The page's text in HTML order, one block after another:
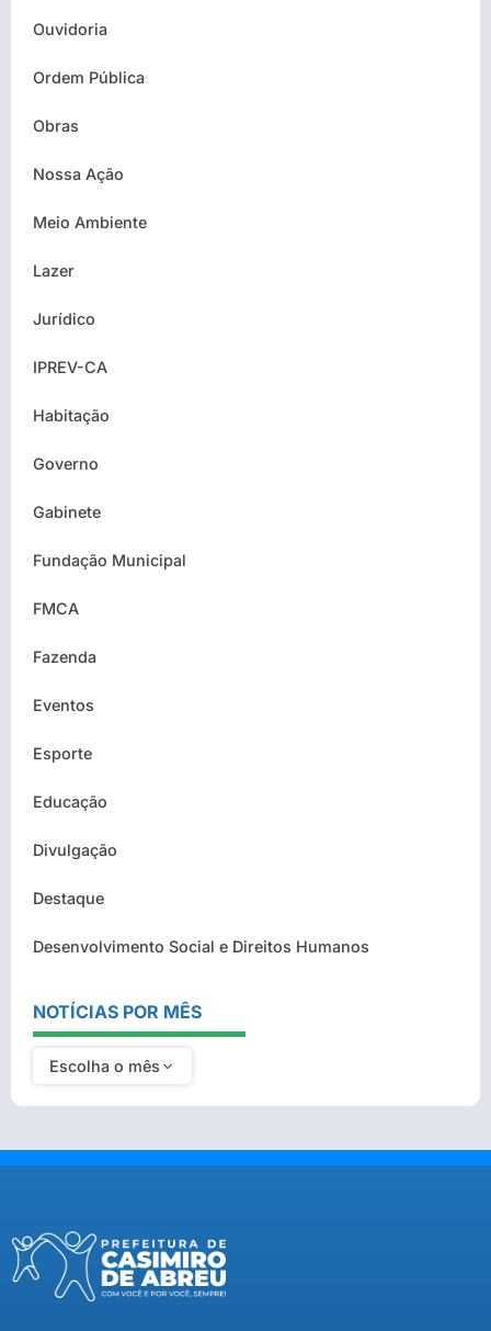
Ouvidoria
Ordem Pública
Obras
Nossa Ação
Meio Ambiente
Lazer
Jurídico
IPREV-CA
Habitação
Governo
Gabinete
Fundação Municipal
FMCA
Fazenda
Eventos
Esporte
Educação
Divulgação
Destaque
Desenvolvimento Social e Direitos Humanos
NOTÍCIAS POR MÊS
Escolha o mês